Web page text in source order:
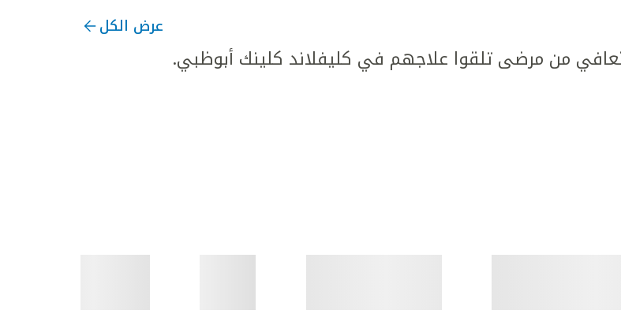
عرض الكل
من مرضى تلقوا علاجهم في كليفلاند كلينك أبوظبي.